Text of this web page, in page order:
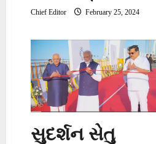
મ હવેલીએ આનં
દ સાથે વસંત પંચ
મીની ઉજવણી ક
રી
Chief Editor February 25, 2024
સુદર્શન સેતુ